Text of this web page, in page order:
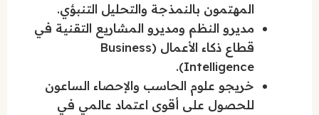
المهتمون بالنمذجة والتحليل التنبؤي.
مديرو النظم ومديرو المشاريع التقنية في
قطاع ذكاء الأعمال (Business
Intelligence).
خريجو علوم الحاسب والإحصاء الساعون
للحصول على أقوى اعتماد عالمي في